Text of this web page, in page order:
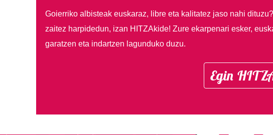
Goierriko albisteak euskaraz, libre eta kalitatez jaso nahi dituzu?
zaitez harpidedun, izan HITZAkide! Zure ekarpenari esker,
garatzen eta indartzen lagunduko duzu.
Egin